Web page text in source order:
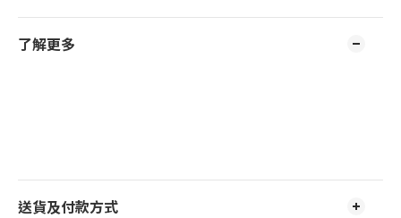
了解更多
送貨及付款方式